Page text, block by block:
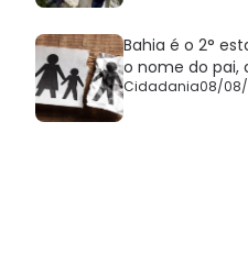
Bahia é o 2°
o nome do pai,
Cidadania08/08/